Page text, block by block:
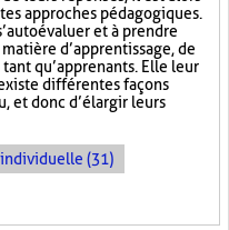
approches pédagogiques.
et à prendre
d’apprentissage, de
qu’apprenants. Elle leur
différentes façons
et donc d’élargir leurs
(31)